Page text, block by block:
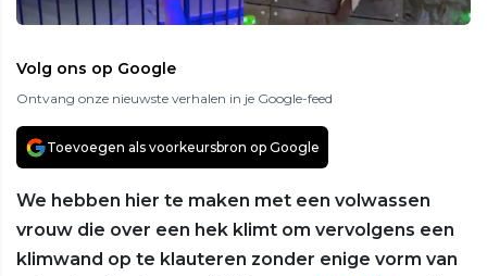
Volg ons op Google
Ontvang onze nieuwste verhalen in je Google-feed
Toevoegen als voorkeursbron op Google
We hebben hier te maken met een volwassen
vrouw die over een hek klimt om vervolgens een
klimwand op te klauteren zonder enige vorm van